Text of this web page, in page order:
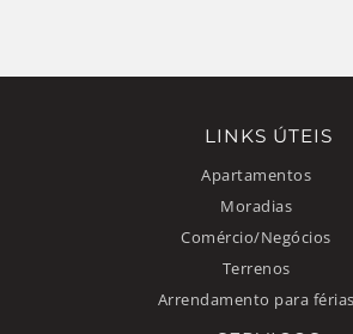
LINKS ÚTEIS
Apartamentos
Moradias
Comércio/Negócios
Terrenos
Arrendamento para férias